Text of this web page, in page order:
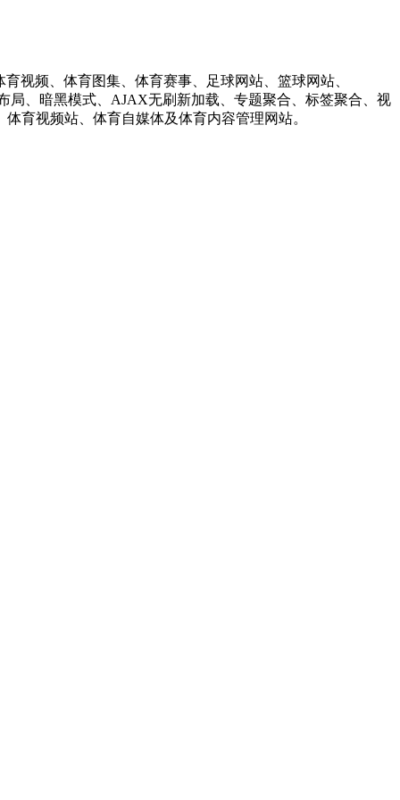
视频、体育图集、体育赛事、足球网站、篮球网站、
局、暗黑模式、AJAX无刷新加载、专题聚合、标签聚合、视
育视频站、体育自媒体及体育内容管理网站。